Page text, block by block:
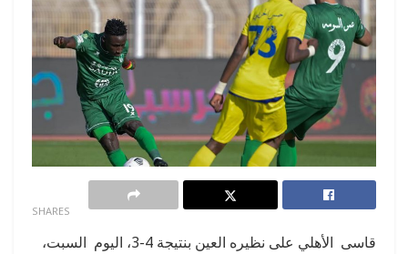
SHARES
قاسى الأهلي على نظيره العين بنتيجة 4-3، اليوم السبت،